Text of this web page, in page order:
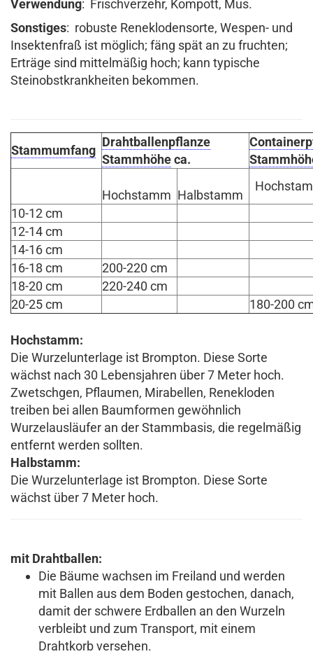
Verwendung: Frischverzehr, Kompott, Mus.
Sonstiges: robuste Reneklodensorte, Wespen- und
Insektenfraß ist möglich; fäng spät an zu fruchten;
Erträge sind mittelmäßig hoch; kann typische
Steinobstkrankheiten bekommen.
Stammumfang
Drahtballenpflanze
Stammhöheca.
Hochstamm Halbstamm
10-12 cm
12-14 cm
14-16 cm
16-18 cm
200-220 cm
18-20 cm
220-240 cm
20-25 cm
180-200
Hochstamm:
Die Wurzelunterlage ist Brompton. Diese Sorte
wächst nach 30 Lebensjahren über 7 Meter hoch.
Zwetschgen, Pflaumen, Mirabellen, Renekloden
treiben bei allen Baumformen gewöhnlich
Wurzelausläufer an der Stammbasis, die regelmäßig
entfernt werden sollten.
Halbstamm:
Die Wurzelunterlage ist Brompton. Diese Sorte
wächst über 7 Meter hoch.
mit Drahtballen:
Die Bäume wachsen im Freiland und werden
mit Ballen aus dem Boden gestochen, danach,
damit der schwere Erdballen an den Wurzeln
verbleibt und zum Transport, mit einem
Drahtkorb versehen.